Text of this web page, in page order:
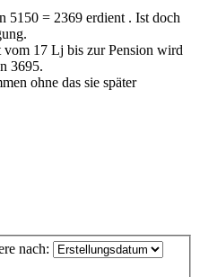
5150 = 2369 erdient . Ist doch
17 Lj bis zur Pension wird
3695.
ohne das sie später
nach: